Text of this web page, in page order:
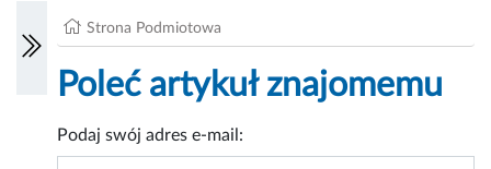
Strona Podmiotowa
Poleć artykuł znajomemu
Podaj swój adres e-mail: